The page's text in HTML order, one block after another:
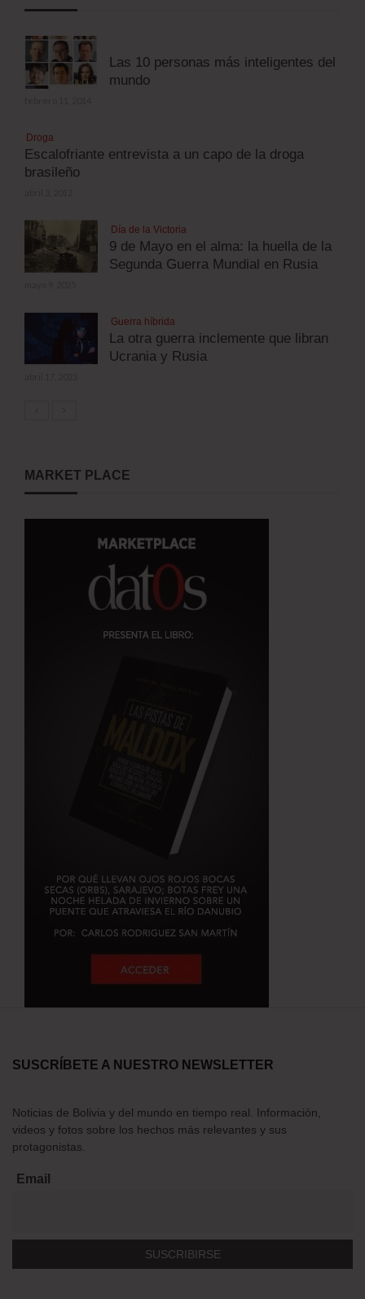
Las 10 personas más inteligentes del
mundo
Droga
Escalofriante entrevista a un capo de la droga
brasileño
Día de la Victoria
9 de Mayo en el alma: la huella de la
Segunda Guerra Mundial en Rusia
Guerra híbrida
La otra guerra inclemente que libran
Ucrania y Rusia
MARKET PLACE
SUSCRÍBETE A NUESTRO NEWSLETTER
Noticias de Bolivia y del mundo en tiempo real. Información,
videos y fotos sobre los hechos más relevantes y sus
protagonistas.
Email